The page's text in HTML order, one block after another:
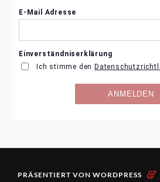
PRÄSENTIERT VON WORDPRESS &